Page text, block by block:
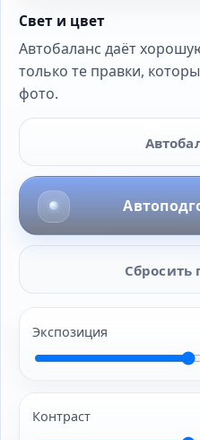
Свет и цвет
Автобаланс даёт
только те правки,
фото.
Сбросить
Экспозиция
Контраст